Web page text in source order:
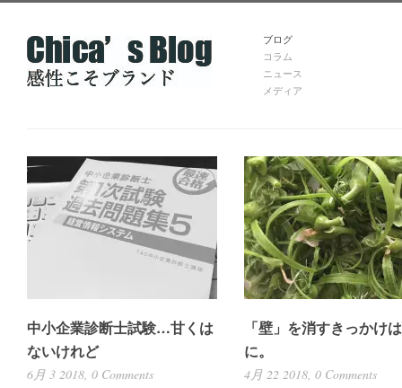
ブログ
コラム
ニュース
メディア
中小企業診断士試験…甘くは
ないけれど
6月 3 2018, 0 Comments
「壁」を消すきっかけ
に。
4月 22 2018, 0 Comments